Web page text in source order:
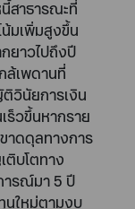
สาธารณะที่
มเพิ่มสูงขึ้น
ยาวไปถึงปี
ล้เพดานที่
วินัยการเงิน
ร็วขึ้นหากราย
าดดุลทางการ
ติบโตทาง
ารณ์มา 5 ปี
ใหม่ตามงบ